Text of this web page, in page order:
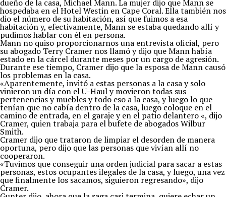
dueño de la casa, Michael Mann. La mujer dijo que Mann se
hospedaba en el Hotel Westin en Cape Coral. Ella también nos
dio el número de su habitación, así que fuimos a esa
habitación y, efectivamente, Mann se estaba quedando allí y
pudimos hablar con él en persona.
Mann no quiso proporcionarnos una entrevista oficial, pero
su abogado Terry Cramer nos llamó y dijo que Mann había
estado en la cárcel durante meses por un cargo de agresión.
Durante ese tiempo, Cramer dijo que la esposa de Mann causó
los problemas en la casa.
«Aparentemente, invitó a estas personas a la casa y solo
vinieron un día con el U-Haul y movieron todas sus
pertenencias y muebles y todo eso a la casa, y luego lo que
tenían que no cabía dentro de la casa, luego coloque en el
camino de entrada, en el garaje y en el patio delantero «, dijo
Cramer, quien trabaja para el bufete de abogados Wilbur
Smith.
Cramer dijo que trataron de limpiar el desorden de manera
oportuna, pero dijo que las personas que vivían allí no
cooperaron.
«Tuvimos que conseguir una orden judicial para sacar a estas
personas, estos ocupantes ilegales de la casa, y luego, una vez
que finalmente los sacamos, siguieron regresando», dijo
Cramer.